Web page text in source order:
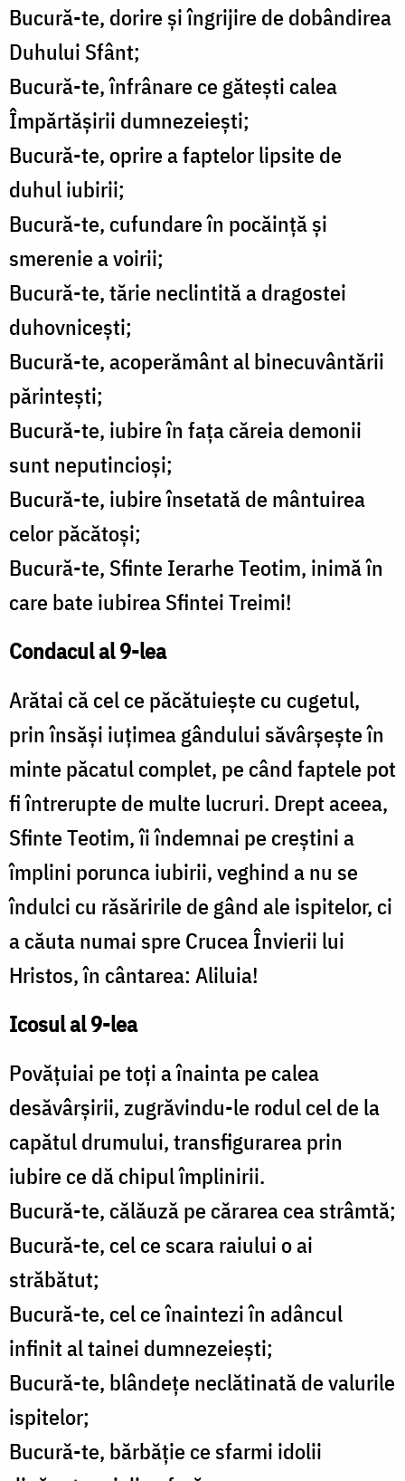
Bucură-te, dorire și îngrijire de dobândirea
Duhului Sfânt;
Bucură-te, înfrânare ce gătești calea
Împărtășirii dumnezeiești;
Bucură-te, oprire a faptelor lipsite de
duhul iubirii;
Bucură-te, cufundare în pocăință și
smerenie a voirii;
Bucură-te, tărie neclintită a dragostei
duhovnicești;
Bucură-te, acoperământ al binecuvântării
părintești;
Bucură-te, iubire în fața căreia demonii
sunt neputincioși;
Bucură-te, iubire însetată de mântuirea
celor păcătoși;
Bucură-te, Sfinte Ierarhe Teotim, inimă în
care bate iubirea Sfintei Treimi!
Condacul al 9-lea
Arătai că cel ce păcătuiește cu cugetul,
prin însăși iuțimea gândului săvârșește în
minte păcatul complet, pe când faptele pot
fi întrerupte de multe lucruri. Drept aceea,
Sfinte Teotim, îi îndemnai pe creștini a
împlini porunca iubirii, veghind a nu se
îndulci cu răsăririle de gând ale ispitelor, ci
a căuta numai spre Crucea Învierii lui
Hristos, în cântarea: Aliluia!
Icosul al 9-lea
Povățuiai pe toți a înainta pe calea
desăvârșirii, zugrăvindu-le rodul cel de la
capătul drumului, transfigurarea prin
iubire ce dă chipul împlinirii.
Bucură-te, călăuză pe cărarea cea strâmtă;
Bucură-te, cel ce scara raiului o ai
străbătut;
Bucură-te, cel ce înaintezi în adâncul
infinit al tainei dumnezeiești;
Bucură-te, blândețe neclătinată de valurile
ispitelor;
Bucură-te, bărbăție ce sfarmi idolii